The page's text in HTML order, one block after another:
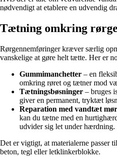
nødvendigt at etablere en udvendig
Tætning omkring
Rørgennemføringer kræver særlig
vanskelige at gøre helt tætte. Her er
Gummimanchetter – en
omkring røret og tætner mod
Tætningsbøsninger – bruges
giver en permanent, tryktæt
Reparation med vandtæt
kan du tætne med en
udvider sig let under hærdning.
Det er vigtigt, at materialerne passer
beton, tegl eller letklinkerblokke.